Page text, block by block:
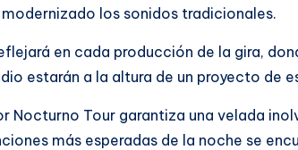
los sonidos tradicionales.
en cada producción de la gira,
estarán a la altura de un proyecto de
Nocturno Tour garantiza una velada
más esperadas de la noche se